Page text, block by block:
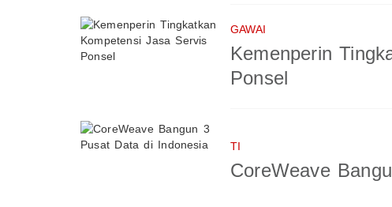
GAWAI
Kemenperin
Ponsel
TI
CoreWeave